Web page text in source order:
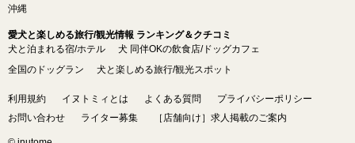
沖縄
愛犬と楽しめる旅行/観光情報 ランキング＆クチコミ
犬と泊まれる宿/ホテル
犬 同伴OKの飲食店/ドッグカフェ
全国のドッグラン
犬と楽しめる旅行/観光スポット
利用規約 イヌトミィとは よくある質問
プライバシーポリシー
お問い合わせ
ライター募集 ［店舗向け］求人掲載のご案内